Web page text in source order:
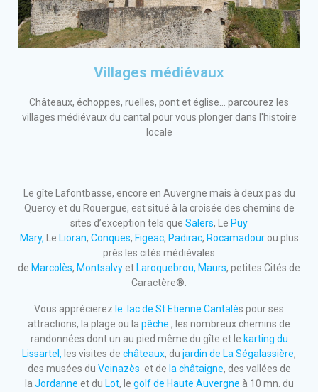
Villages médiévaux
Châteaux, échoppes, ruelles, pont et église... parcourez les
villages médiévaux du cantal pour vous plonger dans l'histoire
locale
Le gîte Lafontbasse, encore en Auvergne mais à deux pas du
Quercy et du Rouergue, est situé à la croisée des chemins de
sites d’exception tels que Salers, Le Puy
Mary, Le Lioran, Conques, Figeac, Padirac, Rocamadour ou plus
près les cités médiévales
de Marcolès, Montsalvyet Laroquebrou, Maurs, petites Cités de
Caractère®.
Vous apprécierez le lac de St Etienne Cantalès pour ses
attractions, la plage ou la pêche , les nombreux chemins de
randonnées dont un au pied même du gîte et le karting du
Lissartel, les visites de châteaux, du jardin de La Ségalassière,
des musées du Veinazès et de la châtaigne, des vallées de
la Jordanne et du Lot, le golf de Haute Auvergne à 10 mn. du